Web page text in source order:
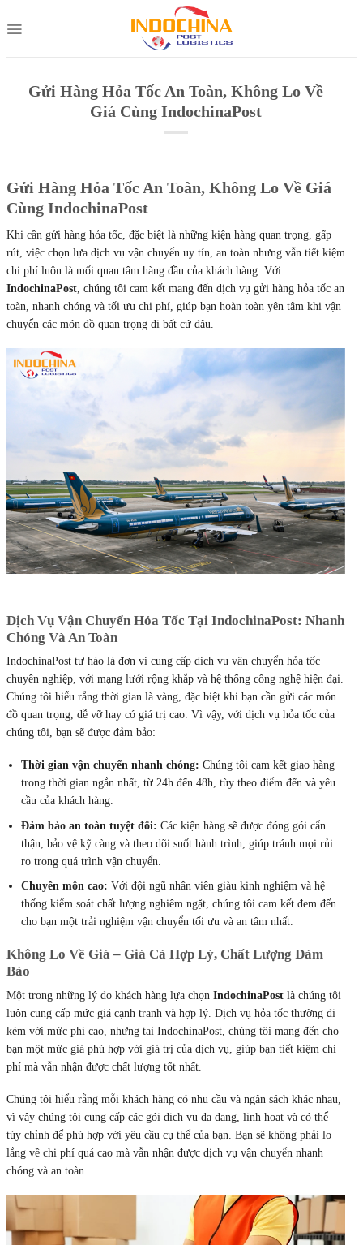
to
Gửi Hàng Hỏa Tốc An Toàn, Không Lo Về
Giá Cùng IndochinaPost
Gửi Hàng Hỏa Tốc An Toàn, Không Lo Về Giá
Cùng IndochinaPost
Khi cần gửi hàng hỏa tốc, đặc biệt là những kiện hàng quan trọng, gấp
rút, việc chọn lựa dịch vụ vận chuyển uy tín, an toàn nhưng vẫn tiết kiệm
chi phí luôn là mối quan tâm hàng đầu của khách hàng. Với
IndochinaPost , chúng tôi cam kết mang đến dịch vụ gửi hàng hỏa tốc an
toàn, nhanh chóng và tối ưu chi phí, giúp bạn hoàn toàn yên tâm khi vận
chuyển các món đồ quan trọng đi bất cứ đâu.
Dịch Vụ Vận Chuyển Hỏa Tốc Tại IndochinaPost: Nhanh
Chóng Và An Toàn
IndochinaPost tự hào là đơn vị cung cấp dịch vụ vận chuyển hỏa tốc
chuyên nghiệp, với mạng lưới rộng khắp và hệ thống công nghệ hiện đại.
Chúng tôi hiểu rằng thời gian là vàng, đặc biệt khi bạn cần gửi các món
đồ quan trọng, dễ vỡ hay có giá trị cao. Vì vậy, với dịch vụ hỏa tốc của
chúng tôi, bạn sẽ được đảm bảo:
Thời gian vận chuyển nhanh chóng: Chúng tôi cam kết giao hàng
trong thời gian ngắn nhất, từ 24h đến 48h, tùy theo điểm đến và yêu
cầu của khách hàng.
Đảm bảo an toàn tuyệt đối: Các kiện hàng sẽ được đóng gói cẩn
thận, bảo vệ kỹ càng và theo dõi suốt hành trình, giúp tránh mọi rủi
ro trong quá trình vận chuyển.
Chuyên môn cao: Với đội ngũ nhân viên giàu kinh nghiệm và hệ
thống kiểm soát chất lượng nghiêm ngặt, chúng tôi cam kết đem đến
cho bạn một trải nghiệm vận chuyển tối ưu và an tâm nhất.
Không Lo Về Giá – Giá Cả Hợp Lý, Chất Lượng Đảm
Bảo
Một trong những lý do khách hàng lựa chọn IndochinaPost là chúng tôi
luôn cung cấp mức giá cạnh tranh và hợp lý. Dịch vụ hỏa tốc thường đi
kèm với mức phí cao, nhưng tại IndochinaPost, chúng tôi mang đến cho
bạn một mức giá phù hợp với giá trị của dịch vụ, giúp bạn tiết kiệm chi
phí mà vẫn nhận được chất lượng tốt nhất.
Chúng tôi hiểu rằng mỗi khách hàng có nhu cầu và ngân sách khác nhau,
vì vậy chúng tôi cung cấp các gói dịch vụ đa dạng, linh hoạt và có thể
tùy chỉnh để phù hợp với yêu cầu cụ thể của bạn. Bạn sẽ không phải lo
lắng về chi phí quá cao mà vẫn nhận được dịch vụ vận chuyển nhanh
chóng và an toàn.